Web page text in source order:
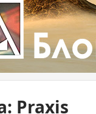
Praxis